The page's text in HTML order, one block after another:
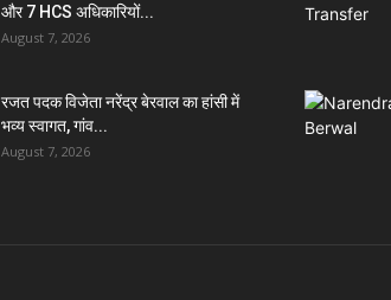
और 7 HCS अधिकारियों...
August 7, 2026
रजत पदक विजेता नरेंद्र बेरवाल का हांसी में
भव्य स्वागत, गांव...
August 7, 2026